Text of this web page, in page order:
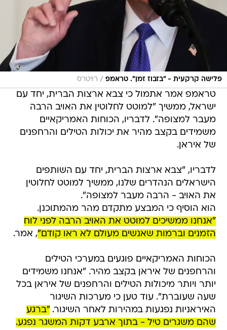
פלישה קרקעית - "בזבוז זמן". טראמפ / רויטרס
טראמפ אמר אתמול כי צבא ארצות הברית, יחד עם
ישראל, ממשיך "למוטט לחלוטין את האויב הרבה
מעבר למצופה". לדבריו, הכוחות האמריקאיים
משמידים בקצב מהיר את יכולות הטילים והרחפנים
של איראן.
לדבריו, "צבא ארצות הברית, יחד עם השותפים
הישראלים הנהדרים שלנו, ממשיך למוטט לחלוטין
את האויב - הרבה מעבר למצופה".
הוא הוסיף כי המבצע מתקדם מהר מהמתוכנן.
"אנחנו ממשיכים למוטט את האויב הרבה לפני לוח
הזמנים וברמות שאנשים מעולם לא ראו קודם", אמר.
הכוחות האמריקאיים פוגעים במערכי הטילים
והרחפנים של איראן בקצב מהיר. "אנחנו משמידים
יותר ויותר מיכולות הטילים והרחפנים של איראן בכל
שעה שעוברת". עוד טען כי מערכות השיגור
האיראניות נפגעות במהירות לאחר השיגור."ברגע
שהם משגרים טיל - בתוך ארבע דקות המשגר נפגע.